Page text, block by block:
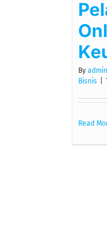
By admin
Bisnis
Read